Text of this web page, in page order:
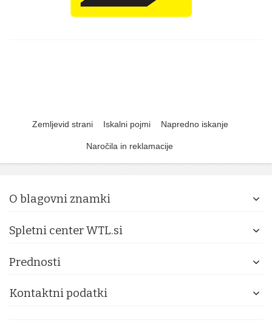
Zemljevid strani Iskalni pojmi Napredno iskanje
Naročila in reklamacije
O blagovni znamki
Spletni center WTL.si
Prednosti
Kontaktni podatki